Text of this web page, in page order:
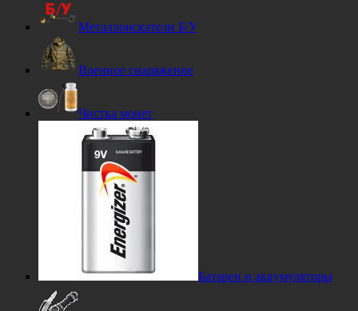
Металлоискатели Б/У
Военное снаряжение
Чистка монет
Батареи и аккумуляторы